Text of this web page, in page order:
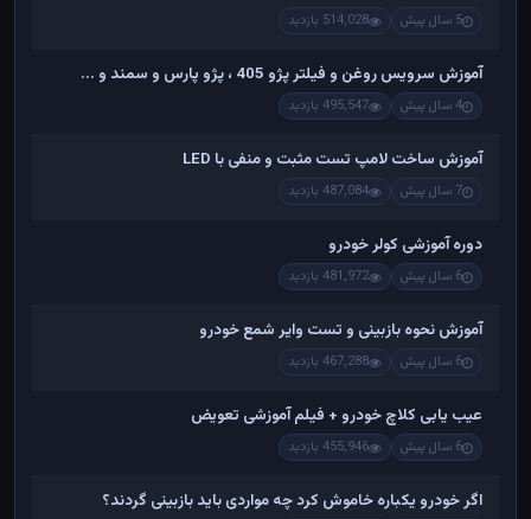
5 سال پیش 514,028 بازدید
آموزش سرویس روغن و فیلتر پژو 405 ، پژو پارس و سمند و ...
4 سال پیش 495,547 بازدید
آموزش ساخت لامپ تست مثبت و منفی با LED
7 سال پیش 487,084 بازدید
دوره آموزشی کولر خودرو
6 سال پیش 481,972 بازدید
آموزش نحوه بازبینی و تست وایر شمع خودرو
6 سال پیش 467,288 بازدید
عیب یابی کلاچ خودرو + فیلم آموزشی تعویض
6 سال پیش 455,946 بازدید
اگر خودرو یکباره خاموش کرد چه مواردی باید بازبینی گردند؟